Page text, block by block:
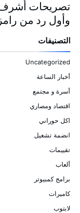
تصريحات أشرف
وأول رد من رامز
التصنيفات
Uncategorized
أخبار الساعة
أسرة و مجتمع
اقتصاد ومصاري
اكل حوراني
انضمة تشغيل
تقييمات
ألعاب
برامج كمبيوتر
كاميرات
لابتوب